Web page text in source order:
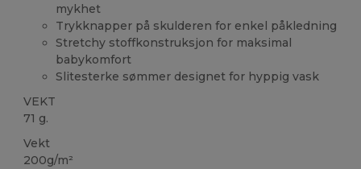
mykhet
Trykknapper på skulderen for enkel påkledning
Stretchy stoffkonstruksjon for maksimal
babykomfort
Slitesterke sømmer designet for hyppig vask
VEKT
71 g.
Vekt
200g/m²